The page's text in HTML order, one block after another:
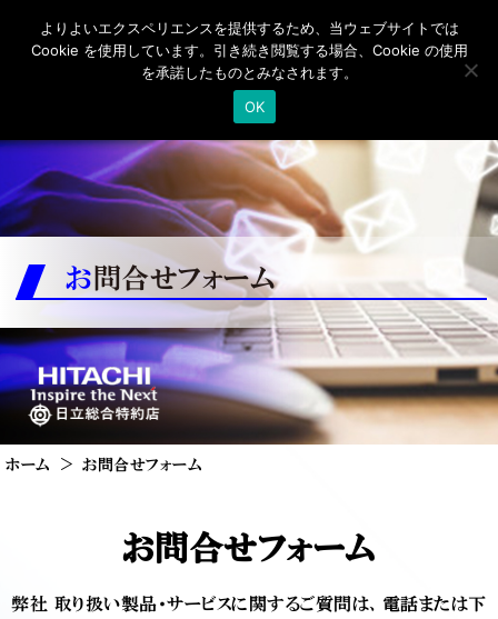
お問合せフォーム
ホーム お問合せフォーム
お問合せフォーム
弊社 取り扱い製品・サービスに関するご質問は、電話または下
よりよいエクスペリエンスを提供するため、当ウェブサイトでは
Cookie を使用しています。引き続き閲覧する場合、Cookie の使用
を承諾したものとみなされます。
OK